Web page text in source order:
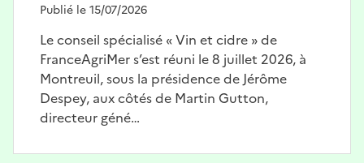
Publié le 15/07/2026
Le conseil spécialisé « Vin et cidre » de
FranceAgriMer s’est réuni le 8 juillet 2026, à
Montreuil, sous la présidence de Jérôme
Despey, aux côtés de Martin Gutton,
directeur géné…